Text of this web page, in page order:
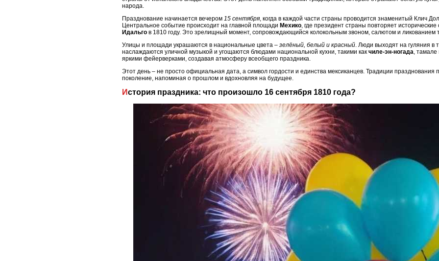
народа.
Празднование начинается вечером 15 сентября, когда в каждой части страны проводится знаменитый Клич
Центральное событие происходит на главной площади Мехико, где президент страны повторяет
Идальго в 1810 году. Это зрелищный момент, сопровождающийся колокольным звоном, салютом и ликованием
Улицы и площади украшаются в национальные цвета – зелёный, белый и красный. Люди выходят на гуляния в
наслаждаются уличной музыкой и угощаются блюдами национальной кухни, такими как чиле-эн-ногада, тамале
яркими фейерверками, создавая атмосферу всеобщего праздника.
Этот день – не просто официальная дата, а символ гордости и единства мексиканцев. Традиции празднования
поколение, напоминая о прошлом и вдохновляя на будущее.
История праздника: что произошло 16 сентября 1810 года?